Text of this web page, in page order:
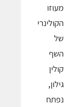
מעוזו
הקולינרי
של
השף
קולין
גילון,
נפתח